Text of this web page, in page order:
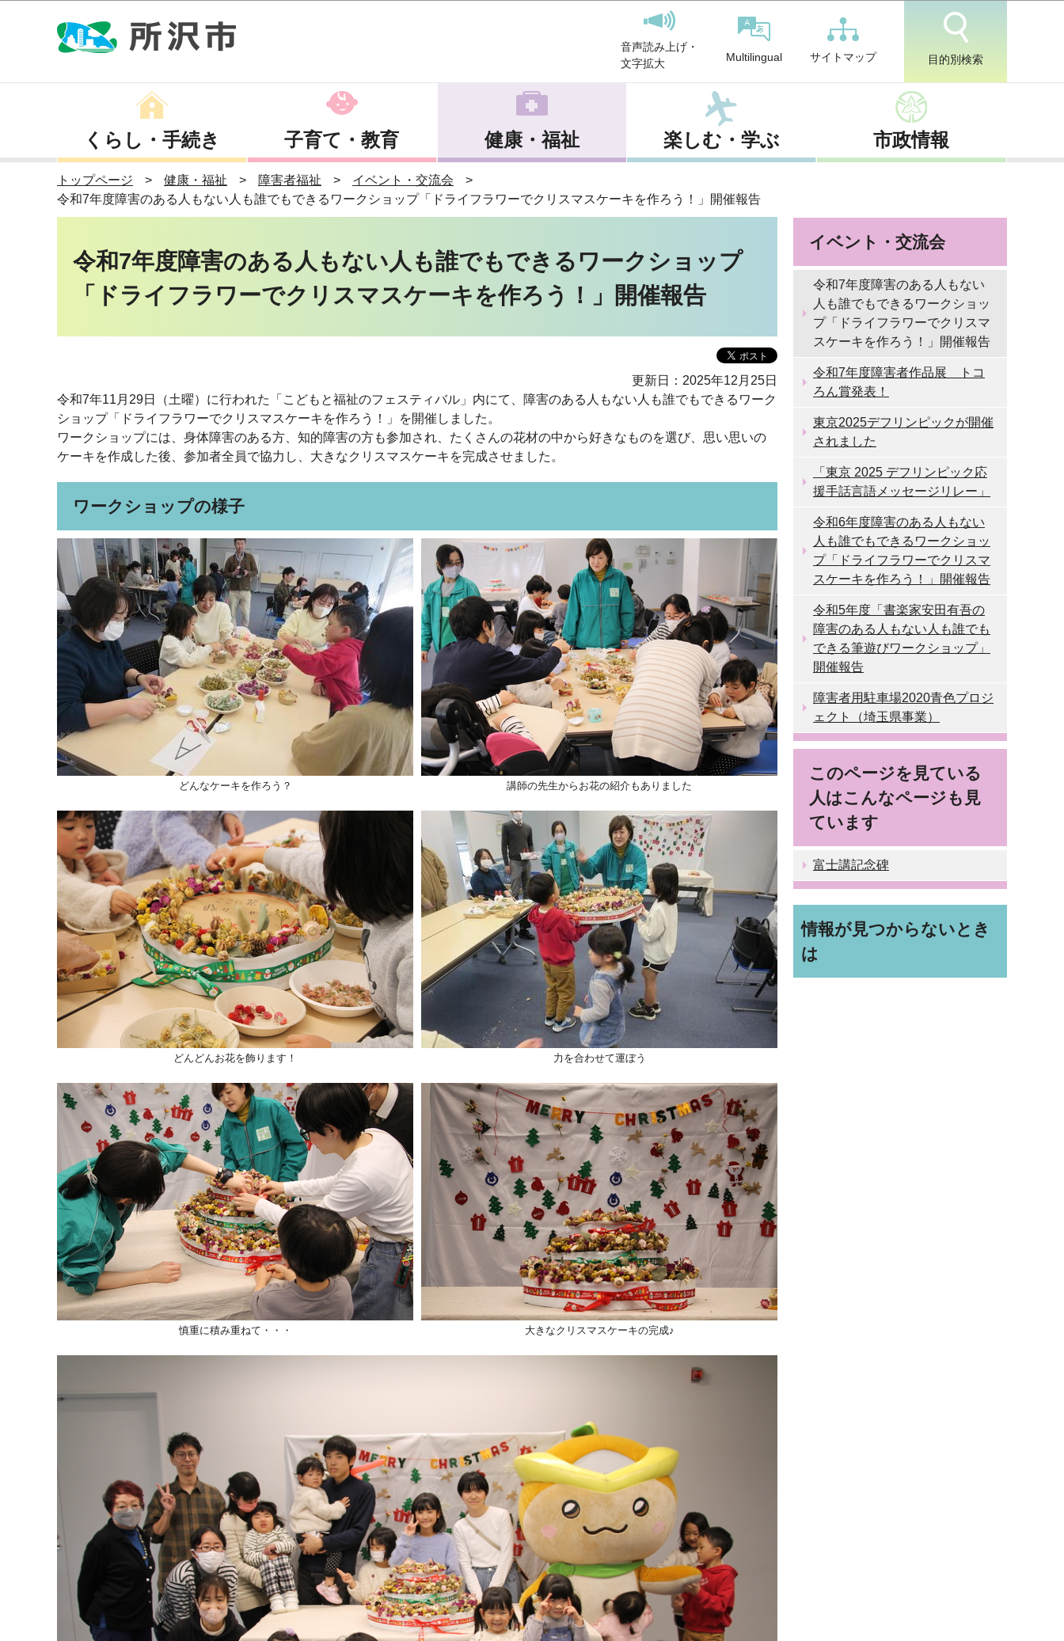
音声読み上げ・
文字拡大
Multilingual サイトマップ 目的別検索
くらし・手続き 子育て・教育 健康・福祉 楽しむ・学ぶ 市政情報
トップページ 健康・福祉 障害者福祉
イベント・交流会
令和7年度障害のある人もない人も誰でもできるワークショップ「ドライフラワーでクリスマスケーキを作ろう！」開催報告
令和7年度障害のある人もない人も誰でもできるワークショップ
「ドライフラワーでクリスマスケーキを作ろう！」開催報告
更新日：2025年12月25日
令和7年11月29日（土曜）に行われた「こどもと福祉のフェスティバル」内にて、障害のある人もない人も誰でもできるワーク
ショップ「ドライフラワーでクリスマスケーキを作ろう！」を開催しました。
ワークショップには、身体障害のある方、知的障害の方も参加され、たくさんの花材の中から好きなものを選び、思い思いの
ケーキを作成した後、参加者全員で協力し、大きなクリスマスケーキを完成させました。
ワークショップの様子
どんなケーキを作ろう？ 講師の先生からお花の紹介もありました
どんどんお花を飾ります！ 力を合わせて運ぼう
慎重に積み重ねて・・・ 大きなクリスマスケーキの完成♪
イベント・交流会
令和7年度障害のある人もない
人も誰でもできるワークショッ
プ「ドライフラワーでクリスマ
スケーキを作ろう！」開催報告
令和7年度障害者作品展 トコ
ろん賞発表！
東京2025デフリンピックが開催
されました
「東京 2025 デフリンピック応
援手話言語メッセージリレー」
令和6年度障害のある人もない
人も誰でもできるワークショッ
プ「ドライフラワーでクリスマ
スケーキを作ろう！」開催報告
令和5年度「書楽家安田有吾の
障害のある人もない人も誰でも
できる筆遊びワークショップ」
開催報告
障害者用駐車場2020青色プロジ
ェクト（埼玉県事業）
このページを見ている
人はこんなページも見
ています
富士講記念碑
情報が見つからないとき
は